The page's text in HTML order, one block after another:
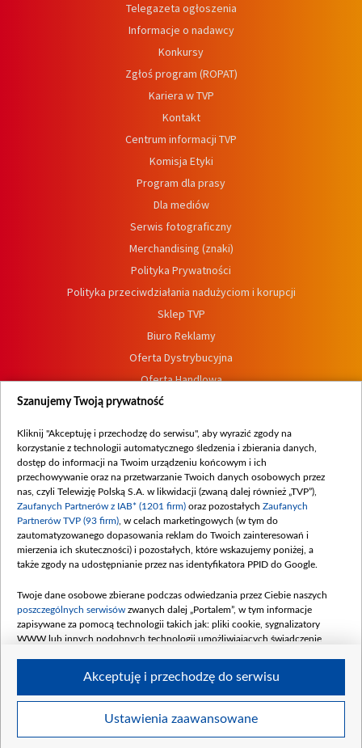
Telegazeta ogłoszenia
Informacje o nadawcy
Konkursy
Zgłoś program (ROPAT)
Kariera w TVP
Kontakt
Centrum informacji TVP
Komisja Etyki
Program dla prasy
Dla mediów
Serwis fotograficzny
Merchandising (znaki)
Polityka Prywatności
Polityka przeciwdziałania nadużyciom i korupcji
Sklep TVP
Biuro Reklamy
Oferta Dystrybucyjna
Oferta Handlowa
Dostępność
Procedura zgłoszeń wewnętrznych
© 2026 Telewizja Polska S. A. w likwidacji
Szanujemy Twoją prywatność
Kliknij "Akceptuję i przechodzę do serwisu", aby wyrazić zgody na
korzystanie z technologii automatycznego śledzenia i zbierania danych,
dostęp do informacji na Twoim urządzeniu końcowym i ich
przechowywanie oraz na przetwarzanie Twoich danych osobowych przez
nas, czyli Telewizję Polską S.A. w likwidacji (zwaną dalej również „TVP”),
Zaufanych Partnerów z IAB* (1201 firm) oraz pozostałych Zaufanych
Partnerów TVP (93 firm) , w celach marketingowych (w tym do
zautomatyzowanego dopasowania reklam do Twoich zainteresowań i
mierzenia ich skuteczności) i pozostałych, które wskazujemy poniżej, a
także zgody na udostępnianie przez nas identyfikatora PPID do Google.
Twoje dane osobowe zbierane podczas odwiedzania przez Ciebie naszych
poszczególnych serwisów zwanych dalej „Portalem”, w tym informacje
zapisywane za pomocą technologii takich jak: pliki cookie, sygnalizatory
WWW lub innych podobnych technologii umożliwiających świadczenie
Twoje dane osobowe zbierane podczas odwiedzania przez Ciebie
Ustawienia zaawansowane
Akceptuję i przechodzę do serwisu